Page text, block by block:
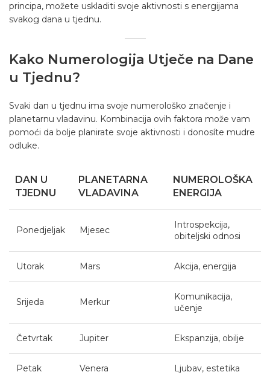
principa, možete uskladiti svoje aktivnosti s energijama
svakog dana u tjednu.
Kako Numerologija Utječe na Dane
u Tjednu?
Svaki dan u tjednu ima svoje numerološko značenje i
planetarnu vladavinu. Kombinacija ovih faktora može vam
pomoći da bolje planirate svoje aktivnosti i donosíte mudre
odluke.
DAN U
TJEDNU
PLANETARNA
VLADAVINA
NUMEROLOŠKA
ENERGIJA
Ponedjeljak Mjesec
Introspekcija,
obiteljski odnosi
Utorak Mars Akcija, energija
Srijeda Merkur
Komunikacija,
učenje
Četvrtak Jupiter Ekspanzija, obilje
Petak Venera Ljubav, estetika